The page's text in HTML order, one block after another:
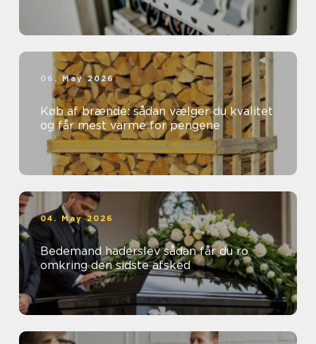
06. May 2026
Køb af brænde: sådan vælger du kvalitet
og får mest varme for pengene
04. May 2026
Bedemand haderslev sådan får du ro
omkring den sidste afsked